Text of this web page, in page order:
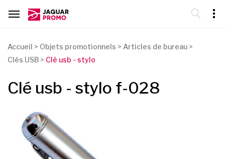
Accueil > Objets promotionnels > Articles de bureau >
Clés USB > Clé usb - stylo
Clé usb - stylo f-028